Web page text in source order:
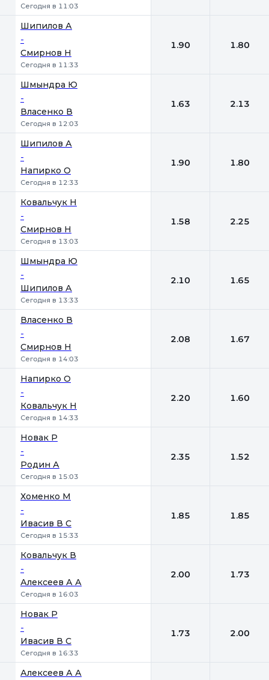
Сегодня в 11:03
Шипилов А
-
Смирнов Н
Сегодня в 11:33
1.90 1.80
Шмындра Ю
-
Власенко В
Сегодня в 12:03
1.63 2.13
Шипилов А
-
Напирко О
Сегодня в 12:33
1.90 1.80
Ковальчук Н
-
Смирнов Н
Сегодня в 13:03
1.58 2.25
Шмындра Ю
-
Шипилов А
Сегодня в 13:33
2.10 1.65
Власенко В
-
Смирнов Н
Сегодня в 14:03
2.08 1.67
Напирко О
-
Ковальчук Н
Сегодня в 14:33
2.20 1.60
Новак Р
-
Родин А
Сегодня в 15:03
2.35 1.52
Хоменко М
-
Ивасив В С
Сегодня в 15:33
1.85 1.85
Ковальчук В
-
Алексеев А А
Сегодня в 16:03
2.00 1.73
Новак Р
-
Ивасив В С
Сегодня в 16:33
1.73 2.00
Алексеев А А